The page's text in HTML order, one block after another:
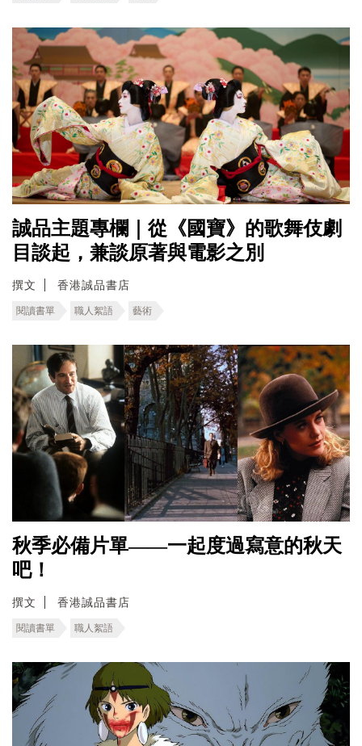
誠品主題專欄｜從《國寶》的歌舞伎劇
目談起，兼談原著與電影之別
撰文 香港誠品書店
閱讀書單 職人絮語 藝術
秋季必備片單——一起度過寫意的秋天
吧！
撰文 香港誠品書店
閱讀書單 職人絮語